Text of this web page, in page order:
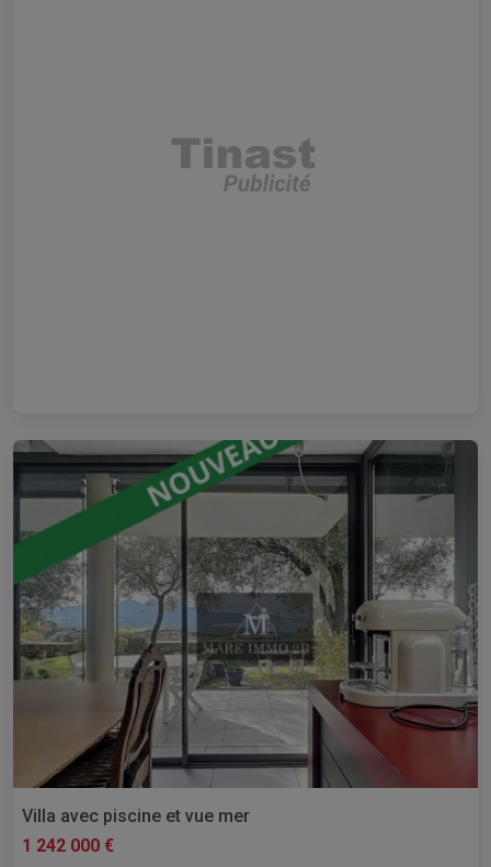
Villa avec piscine et vue mer
1 242 000 €